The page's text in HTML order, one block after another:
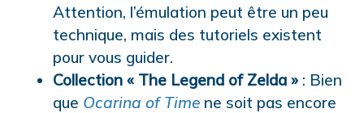
Attention, l’émulation peut être un peu
technique, mais des tutoriels existent
pour vous guider.
Collection « The Legend of Zelda » : Bien
que Ocarina of Time ne soit pas encore